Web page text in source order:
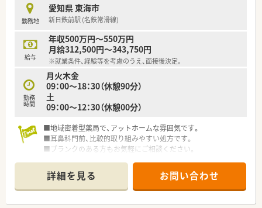
【やりがい/おすすめポイント】
■ 代表が現場の状況を深く理解しているため従業員の働きやす
さが常に考慮されており非常に働きやすい環境です。
■ 新しいことに挑戦できる企業風土があり調剤業務だけでなく
幅広い視点で医療に関わるやりがいを強く感じられます。
■ 手厚い福利厚生や資格取得支援制度が整っているため自身の
成長を実感しながら安心して長く働くことができます。
勤務地
愛知県 東海市
新日鉄前駅 (名鉄常滑線)
給与
年収500万円～550万円
月給312,500円～343,750円
※就業条件、経験等を考慮のうえ、面接後決定。
勤務
時間
月火木金
09：00～18：30（休憩90分）
土
09：00～12：30（休憩00分）
■地域密着型薬局で、アットホームな雰囲気です。
■耳鼻科門前、比較的取り組みやすい処方です。
■ブランクのある方もお気軽にご相談ください。
詳細を見る お問い合わせ